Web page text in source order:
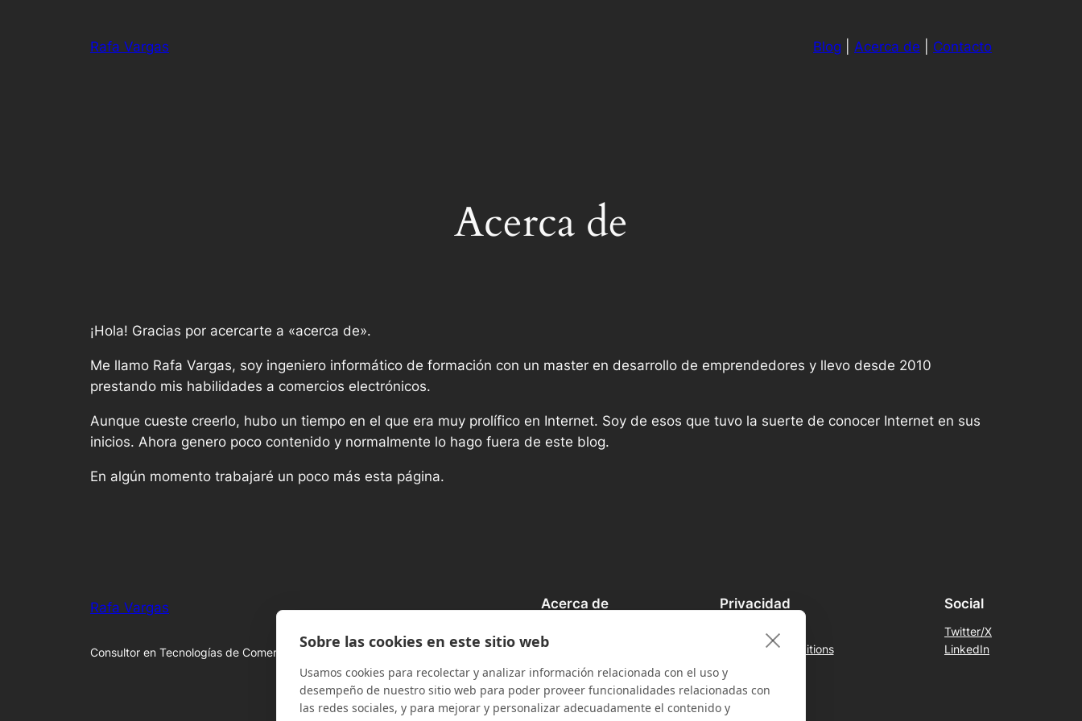
Rafa Vargas Blog Acerca de Contacto
Acerca de
¡Hola! Gracias por acercarte a «acerca de».
Me llamo Rafa Vargas, soy ingeniero informático de formación con un master en desarrollo de emprendedores y llevo desde 2010
prestando mis habilidades a comercios electrónicos.
Aunque cueste creerlo, hubo un tiempo en el que era muy prolífico en Internet. Soy de esos que tuvo la suerte de conocer Internet en sus
inicios. Ahora genero poco contenido y normalmente lo hago fuera de este blog.
En algún momento trabajaré un poco más esta página.
Rafa Vargas
Consultor en Tecnologías de Comercio Electrónico
Acerca de
History
Careers
Privacidad
Privacy Policy
Terms and Conditions
Social
Twitter/X
LinkedIn
Sobre las cookies en este sitio web
Usamos cookies para recolectar y analizar información relacionada con el uso y
desempeño de nuestro sitio web para poder proveer funcionalidades relacionadas con
las redes sociales, y para mejorar y personalizar adecuadamente el contenido y